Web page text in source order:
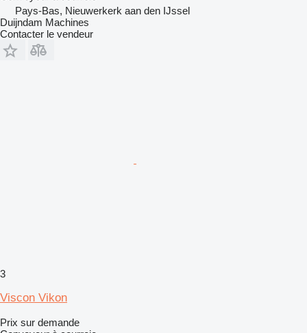
Pays-Bas, Nieuwerkerk aan den IJssel
Duijndam Machines
Contacter le vendeur
3
Viscon Vikon
Prix sur demande